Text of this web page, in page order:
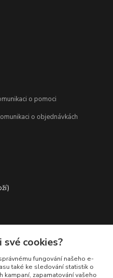
o pomoci
o objednávkách
cookies?
fungování našeho e-
také ke sledování statistik o
kampaní, zapamatování vašeho